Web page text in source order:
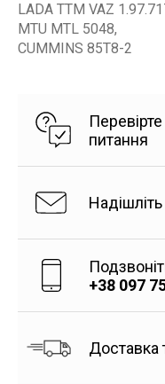
LADA TTM VAZ
MTU MTL 5048,
CUMMINS 85T8-2
питання
+38 097
Доставка